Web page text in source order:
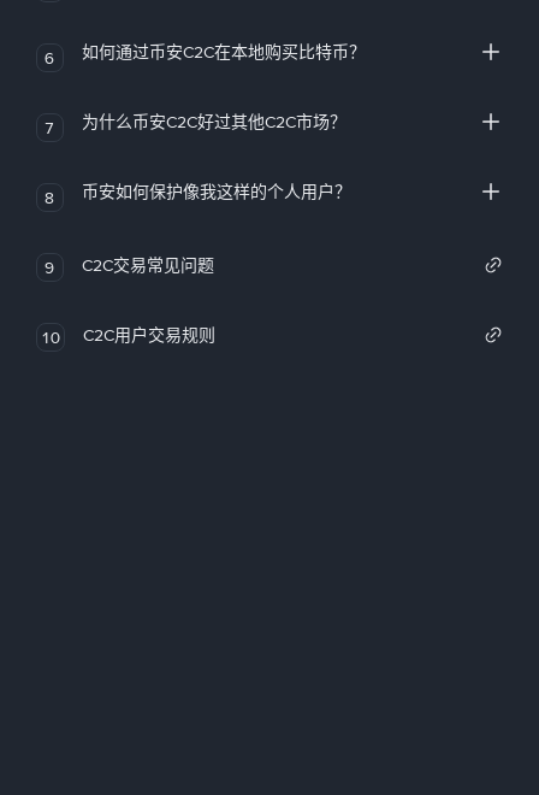
6 如何通过币安C2C在本地购买比特币？
7 为什么币安C2C好过其他C2C市场？
8 币安如何保护像我这样的个人用户？
9 C2C交易常见问题
10 C2C用户交易规则